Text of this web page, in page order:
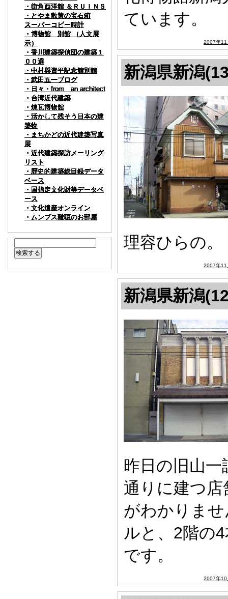
・街角西洋館 ＆ＲＵＩＮＳ
・とやま散策の宝石箱
スーパーコピー時計
・博物館 別館 （人文展
示）
・香川建築探偵団の建築１
００選
・中村與資平記念館別館
・武田五一ブログ
・日々・from an architect
・台湾近代建築
・煉瓦博物館
・活かして残そう日本の建
築物
・まちかどの近代建築写真
展
・近代建築探訪メーリング
リスト
・歴史的建築総目録データ
ベース
・国指定文化財等データベ
ース
・文化遺産オンライン
・ムンプス難聴のお部屋
・街角西洋館 ＆ＲＵＩＮＳ
・とやま散策の宝石箱
スーパーコピー時計
・博物館 別館 （人文展
示）
・香川建築探偵団の建築１
００選
・中村與資平記念館別館
・武田五一ブログ
・日々・from an architect
・台湾近代建築
・煉瓦博物館
・活かして残そう日本の建
築物
・まちかどの近代建築写真
展
・近代建築探訪メーリング
リスト
・歴史的建築総目録データ
ベース
・国指定文化財等データベ
ース
・文化遺産オンライン
・ムンプス難聴のお部屋
・街角西洋館 ＆ＲＵＩＮＳ
・とやま散策の宝石箱
スーパーコピー時計
・博物館 別館 （人文展
示）
・香川建築探偵団の建築１
００選
・中村與資平記念館別館
・武田五一ブログ
・日々・from an architect
・台湾近代建築
・煉瓦博物館
・活かして残そう日本の建
築物
・まちかどの近代建築写真
展
・近代建築探訪メーリング
リスト
・歴史的建築総目録データ
ベース
・国指定文化財等データベ
ース
・文化遺産オンライン
・ムンプス難聴のお部屋
・街角西洋館 ＆ＲＵＩＮＳ
・とやま散策の宝石箱
スーパーコピー時計
・博物館 別館 （人文展
示）
・香川建築探偵団の建築１
００選
・中村與資平記念館別館
・武田五一ブログ
・日々・from an architect
・台湾近代建築
・煉瓦博物館
・活かして残そう日本の建
築物
・まちかどの近代建築写真
展
・近代建築探訪メーリング
リスト
・歴史的建築総目録データ
ベース
・国指定文化財等データベ
ース
・文化遺産オンライン
・ムンプス難聴のお部屋
・街角西洋館 ＆ＲＵＩＮＳ
・とやま散策の宝石箱
スーパーコピー時計
・博物館 別館 （人文展
示）
・香川建築探偵団の建築１
００選
・中村與資平記念館別館
・武田五一ブログ
・日々・from an architect
・台湾近代建築
・煉瓦博物館
・活かして残そう日本の建
築物
・まちかどの近代建築写真
展
・近代建築探訪メーリング
リスト
・歴史的建築総目録データ
ベース
・国指定文化財等データベ
ース
・文化遺産オンライン
・ムンプス難聴のお部屋
・街角西洋館 ＆ＲＵＩＮＳ
・とやま散策の宝石箱
スーパーコピー時計
・博物館 別館 （人文展
示）
・香川建築探偵団の建築１
００選
・中村與資平記念館別館
・武田五一ブログ
・日々・from an architect
・台湾近代建築
・煉瓦博物館
・活かして残そう日本の建
築物
・まちかどの近代建築写真
展
・近代建築探訪メーリング
リスト
・歴史的建築総目録データ
ベース
・国指定文化財等データベ
ース
・文化遺産オンライン
・ムンプス難聴のお部屋
ています。
2007年11
・街角西洋館 ＆ＲＵＩＮＳ
・とやま散策の宝石箱
スーパーコピー時計
・博物館 別館 （人文展
示）
・香川建築探偵団の建築１
００選
・中村與資平記念館別館
・武田五一ブログ
・日々・from an architect
・台湾近代建築
・煉瓦博物館
・活かして残そう日本の建
築物
・まちかどの近代建築写真
展
・近代建築探訪メーリング
リスト
・歴史的建築総目録データ
ベース
・国指定文化財等データベ
ース
・文化遺産オンライン
・ムンプス難聴のお部屋
新潟県新潟
理容ひらの。
2007年11
・街角西洋館 ＆ＲＵＩＮＳ
・とやま散策の宝石箱
スーパーコピー時計
・博物館 別館 （人文展
示）
・香川建築探偵団の建築１
００選
・中村與資平記念館別館
・武田五一ブログ
・日々・from an architect
・台湾近代建築
・煉瓦博物館
・活かして残そう日本の建
築物
・まちかどの近代建築写真
展
・近代建築探訪メーリング
リスト
・歴史的建築総目録データ
ベース
・国指定文化財等データベ
ース
・文化遺産オンライン
・ムンプス難聴のお部屋
新潟県新潟
昨日の旧山
通りに建つ
がわかりま
ルと、2階の
です。
2007年10
・街角西洋館 ＆ＲＵＩＮＳ
・とやま散策の宝石箱
スーパーコピー時計
・博物館 別館 （人文展
示）
・香川建築探偵団の建築１
００選
・中村與資平記念館別館
・武田五一ブログ
・日々・from an architect
・台湾近代建築
・煉瓦博物館
・活かして残そう日本の建
築物
・まちかどの近代建築写真
展
・近代建築探訪メーリング
リスト
・歴史的建築総目録データ
ベース
・国指定文化財等データベ
ース
・文化遺産オンライン
・ムンプス難聴のお部屋
・街角西洋館 ＆ＲＵＩＮＳ
・とやま散策の宝石箱
スーパーコピー時計
・博物館 別館 （人文展
示）
・香川建築探偵団の建築１
００選
・中村與資平記念館別館
・武田五一ブログ
・日々・from an architect
・台湾近代建築
・煉瓦博物館
・活かして残そう日本の建
築物
・まちかどの近代建築写真
展
・近代建築探訪メーリング
リスト
・歴史的建築総目録データ
ベース
・国指定文化財等データベ
ース
・文化遺産オンライン
・ムンプス難聴のお部屋